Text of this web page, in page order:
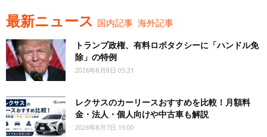
最新ニュース 国内記事 海外記事
トランプ政権、有料ロボタクシーに「ハンドル免
除」の特例
2026年8月8日 05:21
レクサスのカーリースおすすめを比較！月額料
金・法人・個人向けや中古車も解説
2026年8月7日 15:00